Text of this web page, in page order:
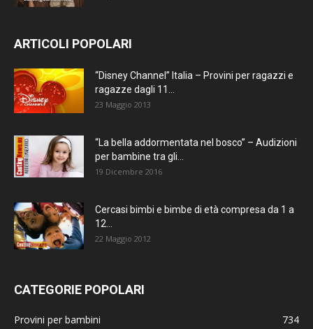
ARTICOLI POPOLARI
“Disney Channel” Italia – Provini per ragazzi e
ragazze dagli 11...
23 Maggio 2013
“La bella addormentata nel bosco” – Audizioni
per bambine tra gli...
19 Dicembre 2016
Cercasi bimbi e bimbe di età compresa da 1 a
12...
22 Maggio 2012
CATEGORIE POPOLARI
Provini per bambini
734